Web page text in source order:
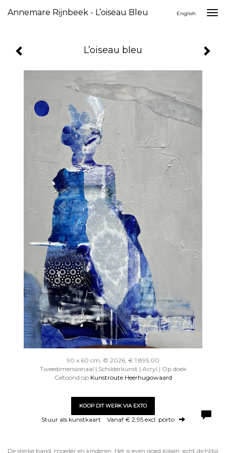
Annemare Rijnbeek - L’oiseau Bleu English
L’oiseau bleu
90 x 60 cm, © 2026, € 1 895,00
Tweedimensionaal | Schilderkunst | Acryl | Op doek
Getoond op Kunstroute Heerhugowaard
KOOP DIT WERK VIA EXTO
Stuur als kunstkaart Vanaf € 2,95 excl. porto
De sterke band, moeder en kinderen. Het is even goed kijken, echt dichtbij